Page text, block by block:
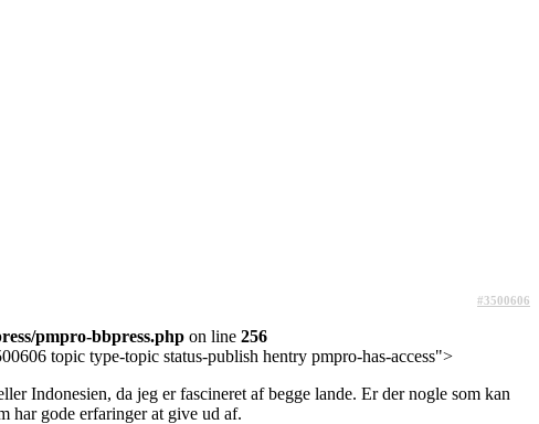
#3500606
pmpro-bbpress.php on line 256
topic type-topic status-publish hentry pmpro-has-access">
Indonesien, da jeg er fascineret af begge lande. Er der nogle som kan
har gode erfaringer at give ud af.